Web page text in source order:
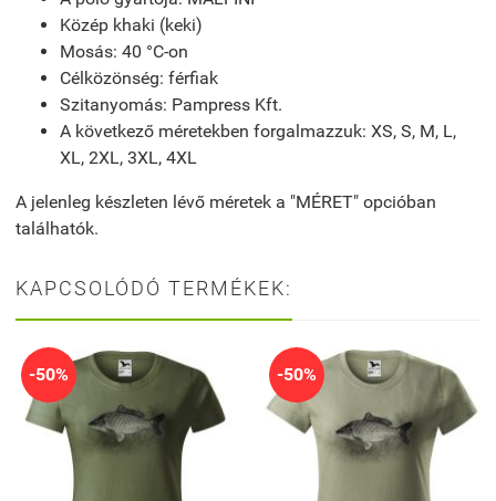
Közép khaki (keki)
Mosás: 40 °C-on
Célközönség: férfiak
Szitanyomás: Pampress Kft.
A következő méretekben forgalmazzuk: XS, S, M, L,
XL, 2XL, 3XL, 4XL
A jelenleg készleten lévő méretek a "MÉRET" opcióban
találhatók.
KAPCSOLÓDÓ TERMÉKEK:
-50% -50%